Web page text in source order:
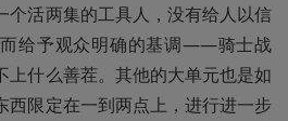
个活两集的工具人，没有给人以信
给予观众明确的基调——骑士战
上什么善茬。其他的大单元也是如
西限定在一到两点上，进行进一步